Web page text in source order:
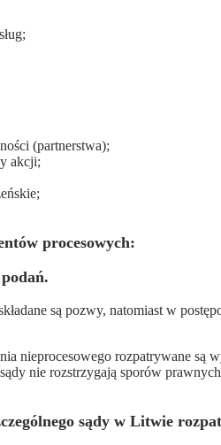
(partnerstwa);
akcji;
procesowych:
są pozwy, natomiast w
nieprocesowego rozpatrywane
nie rozstrzygają sporów
sądy w Litwie